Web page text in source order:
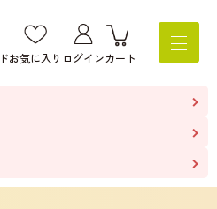
お気に入り ログインカート